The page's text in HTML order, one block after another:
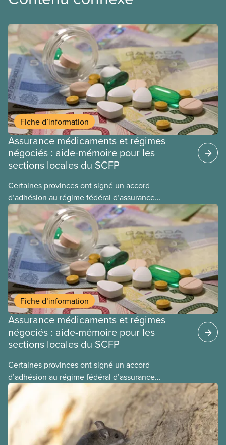
Fiche d’information
Assurance médicaments et régimes
négociés : aide-mémoire pour les
sections locales du SCFP
Certaines provinces ont signé un accord
d’adhésion au régime fédéral d’assurance
médicaments. Les sections locales du SCFP dans
ces provinces s’interrogent sur l’incidence que ce
régime pourrait avoir sur leurs avantages
sociaux actuels.
Fiche d’information
Assurance médicaments et régimes
négociés : aide-mémoire pour les
sections locales du SCFP
Certaines provinces ont signé un accord
d’adhésion au régime fédéral d’assurance
médicaments. Les sections locales du SCFP dans
ces provinces s’interrogent sur l’incidence que ce
régime pourrait avoir sur leurs avantages
sociaux actuels.